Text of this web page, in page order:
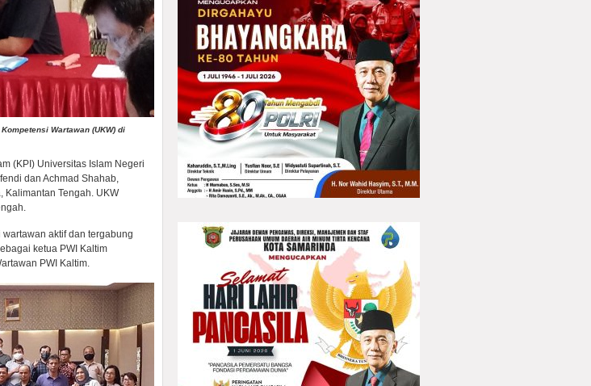
Wartawan (UKW) di
(KPI) Universitas Islam Negeri
dan Achmad Shahab,
Kalimantan Tengah. UKW
aktif dan tergabung
ketua PWI Kaltim
PWI Kaltim.